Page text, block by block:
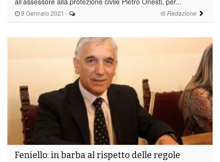
9 Gennaio 2021 - di Redazione
Feniello: in barba al rispetto delle regole